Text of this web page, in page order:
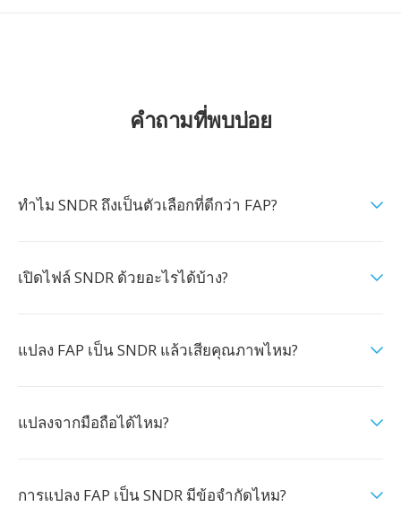
คำถามที่พบบ่อย
ทำไม SNDR ถึงเป็นตัวเลือกที่ดีกว่า FAP?
เปิดไฟล์ SNDR ด้วยอะไรได้บ้าง?
แปลง FAP เป็น SNDR แล้วเสียคุณภาพไหม?
แปลงจากมือถือได้ไหม?
การแปลง FAP เป็น SNDR มีข้อจำกัดไหม?